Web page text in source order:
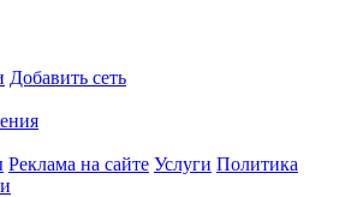
Добавить сеть
Реклама на сайте Услуги Политика